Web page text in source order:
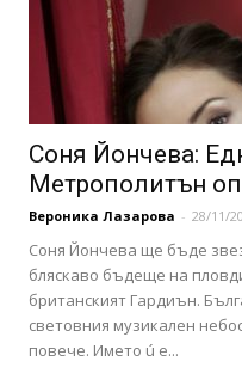
Соня Йончева:
Метрополитън
Вероника Лазарова - 28/11/
Соня Йончева ще бъде
бляскаво бъдеще на
британският Гардиън.
световния музикален
повече. Името ú е...